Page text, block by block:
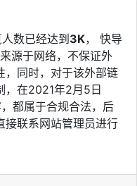
数已经达到3K， 快导
源于网络，不保证外
，同时，对于该外部链
，在2021年2月5日
都属于合规合法，后
接联系网站管理员进行